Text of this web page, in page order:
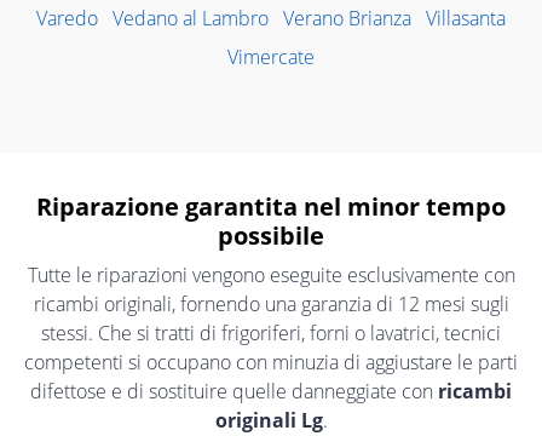
Varedo Vedano al Lambro Verano Brianza Villasanta
Vimercate
Riparazione garantita nel minor tempo
possibile
Tutte le riparazioni vengono eseguite esclusivamente con
ricambi originali, fornendo una garanzia di 12 mesi sugli
stessi. Che si tratti di frigoriferi, forni o lavatrici, tecnici
competenti si occupano con minuzia di aggiustare le parti
difettose e di sostituire quelle danneggiate con ricambi
originali Lg.